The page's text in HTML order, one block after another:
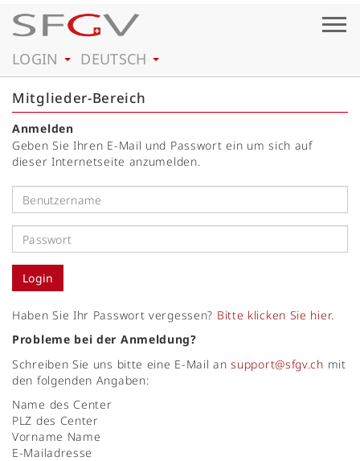
LOGIN DEUTSCH
Mitglieder-Bereich
Anmelden
Geben Sie Ihren E-Mail und Passwort ein um sich auf
dieser Internetseite anzumelden.
Haben Sie Ihr Passwort vergessen? Bitte klicken Sie hier.
Probleme bei der Anmeldung?
Schreiben Sie uns bitte eine E-Mail ansupport@sfgv.ch mit
den folgenden Angaben:
Name des Center
PLZ des Center
Vorname Name
E-Mailadresse